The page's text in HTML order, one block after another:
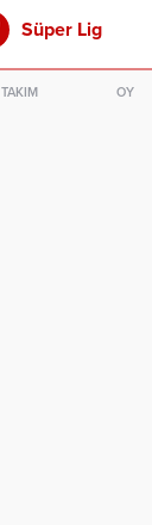
Süper Lig
TAKIM OY